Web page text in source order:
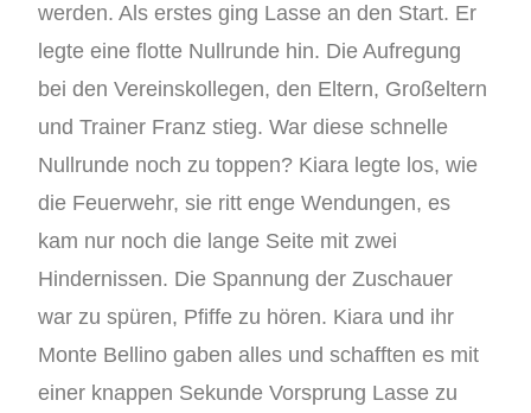
werden. Als erstes ging Lasse an den Start. Er
legte eine flotte Nullrunde hin. Die Aufregung
bei den Vereinskollegen, den Eltern, Großeltern
und Trainer Franz stieg. War diese schnelle
Nullrunde noch zu toppen? Kiara legte los, wie
die Feuerwehr, sie ritt enge Wendungen, es
kam nur noch die lange Seite mit zwei
Hindernissen. Die Spannung der Zuschauer
war zu spüren, Pfiffe zu hören. Kiara und ihr
Monte Bellino gaben alles und schafften es mit
einer knappen Sekunde Vorsprung Lasse zu